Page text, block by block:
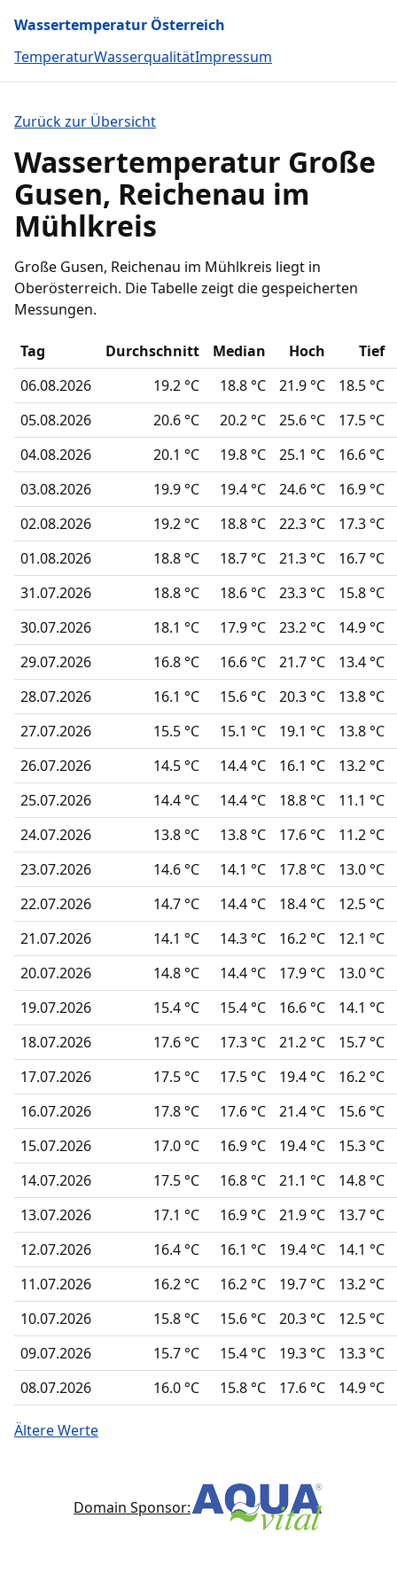
Wassertemperatur Österreich
TemperaturWasserqualitätImpressum
Zurück zur Übersicht
Wassertemperatur Große
Gusen, Reichenau im
Mühlkreis
Große Gusen, Reichenau im Mühlkreis liegt in
Oberösterreich. Die Tabelle zeigt die gespeicherten
Messungen.
Tag Durchschnitt Median Hoch
Tief
06.08.2026
19.2 °C 18.8 °C 21.9 °C
18.5 °C
05.08.2026
20.6 °C 20.2 °C 25.6 °C
17.5 °C
04.08.2026
20.1 °C 19.8 °C 25.1 °C
16.6 °C
03.08.2026
19.9 °C 19.4 °C 24.6 °C
16.9 °C
02.08.2026
19.2 °C 18.8 °C 22.3 °C
17.3 °C
01.08.2026
18.8 °C 18.7 °C 21.3 °C
16.7 °C
31.07.2026
18.8 °C 18.6 °C 23.3 °C
15.8 °C
30.07.2026
18.1 °C 17.9 °C 23.2 °C
14.9 °C
29.07.2026
16.8 °C 16.6 °C 21.7 °C
13.4 °C
28.07.2026
16.1 °C 15.6 °C 20.3 °C
13.8 °C
27.07.2026
15.5 °C 15.1 °C 19.1 °C
13.8 °C
26.07.2026
14.5 °C 14.4 °C 16.1 °C
13.2 °C
25.07.2026
14.4 °C 14.4 °C 18.8 °C
11.1 °C
24.07.2026
13.8 °C 13.8 °C 17.6 °C
11.2 °C
23.07.2026
14.6 °C 14.1 °C 17.8 °C
13.0 °C
22.07.2026
14.7 °C 14.4 °C 18.4 °C
12.5 °C
21.07.2026
14.1 °C 14.3 °C 16.2 °C
12.1 °C
20.07.2026
14.8 °C 14.4 °C 17.9 °C
13.0 °C
19.07.2026
15.4 °C 15.4 °C 16.6 °C
14.1 °C
18.07.2026
17.6 °C 17.3 °C 21.2 °C
15.7 °C
17.07.2026
17.5 °C 17.5 °C 19.4 °C
16.2 °C
16.07.2026
17.8 °C 17.6 °C 21.4 °C
15.6 °C
15.07.2026
17.0 °C 16.9 °C 19.4 °C
15.3 °C
14.07.2026
17.5 °C 16.8 °C 21.1 °C
14.8 °C
13.07.2026
17.1 °C 16.9 °C 21.9 °C
13.7 °C
12.07.2026
16.4 °C 16.1 °C 19.4 °C
14.1 °C
11.07.2026
16.2 °C 16.2 °C 19.7 °C
13.2 °C
10.07.2026
15.8 °C 15.6 °C 20.3 °C
12.5 °C
09.07.2026
15.7 °C 15.4 °C 19.3 °C
13.3 °C
08.07.2026
16.0 °C 15.8 °C 17.6 °C 14.9 °C
Ältere Werte
Domain Sponsor: